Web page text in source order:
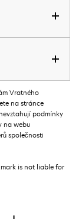
Vratného
na stránce
podmínky
na webu
společnosti
is not liable for